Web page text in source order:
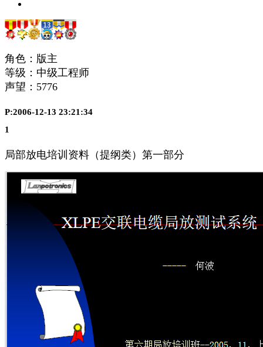
角色：版主
等级：中级工程师
声望： 5776
P:2006-12-13 23:21:34
1
局部放电培训资料（提纲类）第一部分